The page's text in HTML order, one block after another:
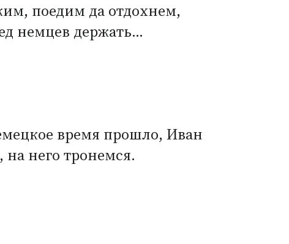
поедим да отдохнем,
немцев держать…
время прошло, Иван
него тронемся.